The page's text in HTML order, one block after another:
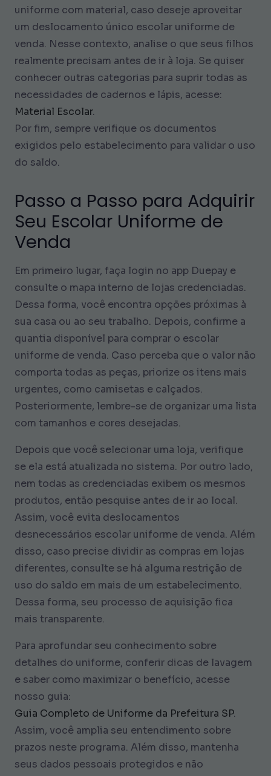
uniforme com material, caso deseje aproveitar
um deslocamento único escolar uniforme de
venda. Nesse contexto, analise o que seus filhos
realmente precisam antes de ir à loja. Se quiser
conhecer outras categorias para suprir todas as
necessidades de cadernos e lápis, acesse:
Material Escolar.
Por fim, sempre verifique os documentos
exigidos pelo estabelecimento para validar o uso
do saldo.
Passo a Passo para Adquirir
Seu Escolar Uniforme de
Venda
Em primeiro lugar, faça login no app Duepay e
consulte o mapa interno de lojas credenciadas.
Dessa forma, você encontra opções próximas à
sua casa ou ao seu trabalho. Depois, confirme a
quantia disponível para comprar o escolar
uniforme de venda. Caso perceba que o valor não
comporta todas as peças, priorize os itens mais
urgentes, como camisetas e calçados.
Posteriormente, lembre-se de organizar uma lista
com tamanhos e cores desejadas.
Depois que você selecionar uma loja, verifique
se ela está atualizada no sistema. Por outro lado,
nem todas as credenciadas exibem os mesmos
produtos, então pesquise antes de ir ao local.
Assim, você evita deslocamentos
desnecessários escolar uniforme de venda. Além
disso, caso precise dividir as compras em lojas
diferentes, consulte se há alguma restrição de
uso do saldo em mais de um estabelecimento.
Dessa forma, seu processo de aquisição fica
mais transparente.
Para aprofundar seu conhecimento sobre
detalhes do uniforme, conferir dicas de lavagem
e saber como maximizar o benefício, acesse
nosso guia:
Guia Completo de Uniforme da Prefeitura SP.
Assim, você amplia seu entendimento sobre
prazos neste programa. Além disso, mantenha
seus dados pessoais protegidos e não